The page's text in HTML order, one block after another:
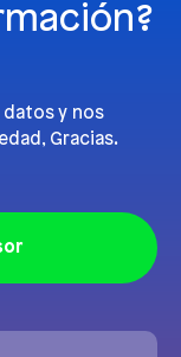
y nos
Gracias.